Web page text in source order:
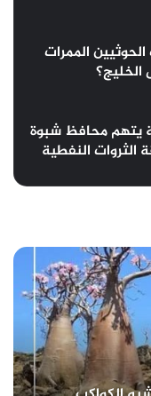
الممرات
الخليج؟
يتهم محافظ شبوة
النفطية